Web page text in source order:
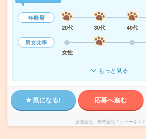
年齢層
20代
30代 40代
男女比率
女性
もっと見る
気になる! 応募へ進む
派遣会社 株式会社ニッソーネット